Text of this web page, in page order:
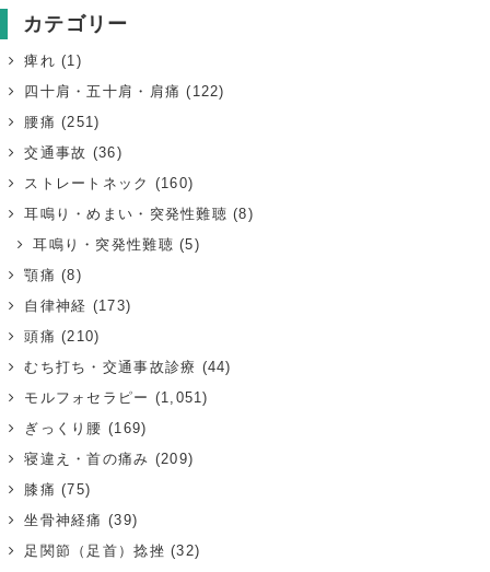
カテゴリー
痺れ (1)
四十肩・五十肩・肩痛 (122)
腰痛 (251)
交通事故 (36)
ストレートネック (160)
耳鳴り・めまい・突発性難聴 (8)
耳鳴り・突発性難聴 (5)
顎痛 (8)
自律神経 (173)
頭痛 (210)
むち打ち・交通事故診療 (44)
モルフォセラピー (1,051)
ぎっくり腰 (169)
寝違え・首の痛み (209)
膝痛 (75)
坐骨神経痛 (39)
足関節（足首）捻挫 (32)